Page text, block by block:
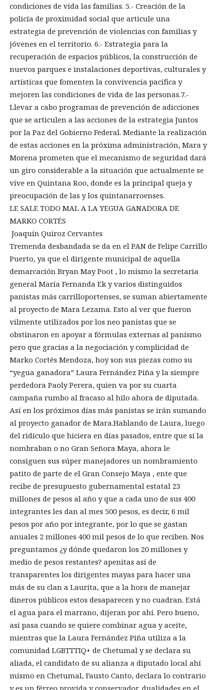
condiciones de vida las familias. 5.- Creación de la
policía de proximidad social que articule una
estrategia de prevención de violencias con familias y
jóvenes en el territorio. 6.- Estrategia para la
recuperación de espacios públicos, la construcción de
nuevos parques e instalaciones deportivas, culturales y
artísticas que fomenten la convivencia pacífica y
mejoren las condiciones de vida de las personas.7.-
Llevar a cabo programas de prevención de adicciones
que se articulen a las acciones de la estrategia Juntos
por la Paz del Gobierno Federal. Mediante la realización
de estas acciones en la próxima administración, Mara y
Morena prometen que el mecanismo de seguridad dará
un giro considerable a la situación que actualmente se
vive en Quintana Roo, donde es la principal queja y
preocupación de las y los quintanarroenses.
LE SALE TODO MAL A LA YEGUA GANADORA DE
MARKO CORTÉS
Joaquín Quiroz Cervantes
Tremenda desbandada se da en el PAN de Felipe Carrillo
Puerto, ya que el dirigente municipal de aquella
demarcación Bryan May Poot , lo mismo la secretaria
general María Fernanda Ek y varios distinguidos
panistas más carrilloportenses, se suman abiertamente
al proyecto de Mara Lezama. Esto al ver que fueron
vilmente utilizados por los neo panistas que se
obstinaron en apoyar a fórmulas externas al panismo
pero que gracias a la negociación y complicidad de
Marko Cortés Mendoza, hoy son sus piezas como su
“yegua ganadora” Laura Fernández Piña y la siempre
perdedora Paoly Perera, quien va por su cuarta
campaña rumbo al fracaso al hilo ahora de diputada.
Así en los próximos días más panistas se irán sumando
al proyecto ganador de Mara.Hablando de Laura, luego
del ridículo que hiciera en días pasados, entre que sí la
nombraban o no Gran Señora Maya, ahora le
consiguen sus súper manejadores un nombramiento
patito de parte de el Gran Consejo Maya , ente que
recibe de presupuesto gubernamental estatal 23
millones de pesos al año y que a cada uno de sus 400
integrantes les dan al mes 500 pesos, es decir, 6 mil
pesos por año por integrante, por lo que se gastan
anuales 2 millones 400 mil pesos de lo que reciben. Nos
preguntamos ¿y dónde quedaron los 20 millones y
medio de pesos restantes? apenitas así de
transparentes los dirigentes mayas para hacer una
más de su clan a Laurita, que a la hora de manejar
dineros públicos estos desaparecen y no cuadran. Está
el agua para el marrano, dijeran por ahí. Pero bueno,
así pasa cuando se quiere combinar agua y aceite,
mientras que la Laura Fernández Piña utiliza a la
comunidad LGBTTTIQ+ de Chetumal y se declara su
aliada, el candidato de su alianza a diputado local ahí
mismo en Chetumal, Fausto Canto, declara lo contrario
y es un férreo provida y conservador, dualidades en el